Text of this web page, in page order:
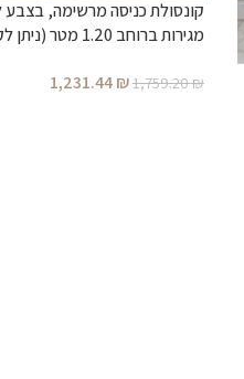
1,759.20₪
1,231.44₪